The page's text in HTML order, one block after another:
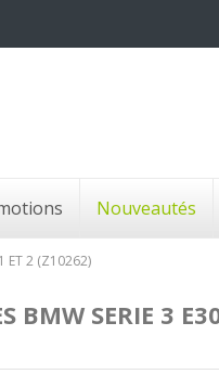
Nouveautés
ET 2 (Z10262)
BMW SERIE 3